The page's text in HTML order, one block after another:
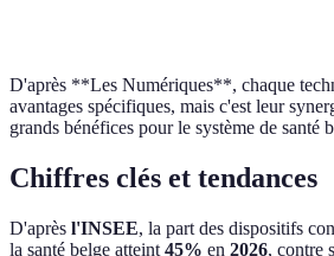
D'après **Les Numériques**, chaque
avantages spécifiques, mais c'est leur
grands bénéfices pour le système de santé
Chiffres clés et tendances
D'après l'INSEE, la part des dispositifs
la santé belge atteint 45% en 2026, contre